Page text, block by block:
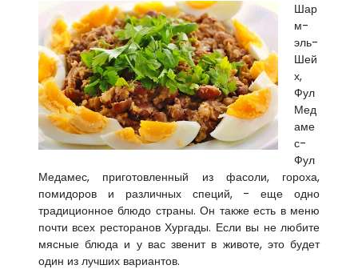
Шар
м-
эль-
Шей
х,
Фул
Мед
аме
с-
Фул
Медамес, приготовленный из фасоли, гороха,
помидоров и различных специй, - еще одно
традиционное блюдо страны. Он также есть в меню
почти всех ресторанов Хургады. Если вы не любите
мясные блюда и у вас звенит в животе, это будет
один из лучших вариантов.